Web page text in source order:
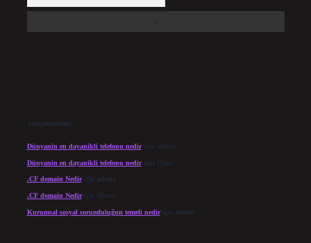
Son yorumlar
Dünyanin en dayanikli telefonu nediriçin admin
Dünyanin en dayanikli telefonu nediriçin Cesur
.CF domain Nediriçin admin
.CF domain Nediriçin Merve
Kurumsal sosyal sorumluluğun temeli nediriçin admin